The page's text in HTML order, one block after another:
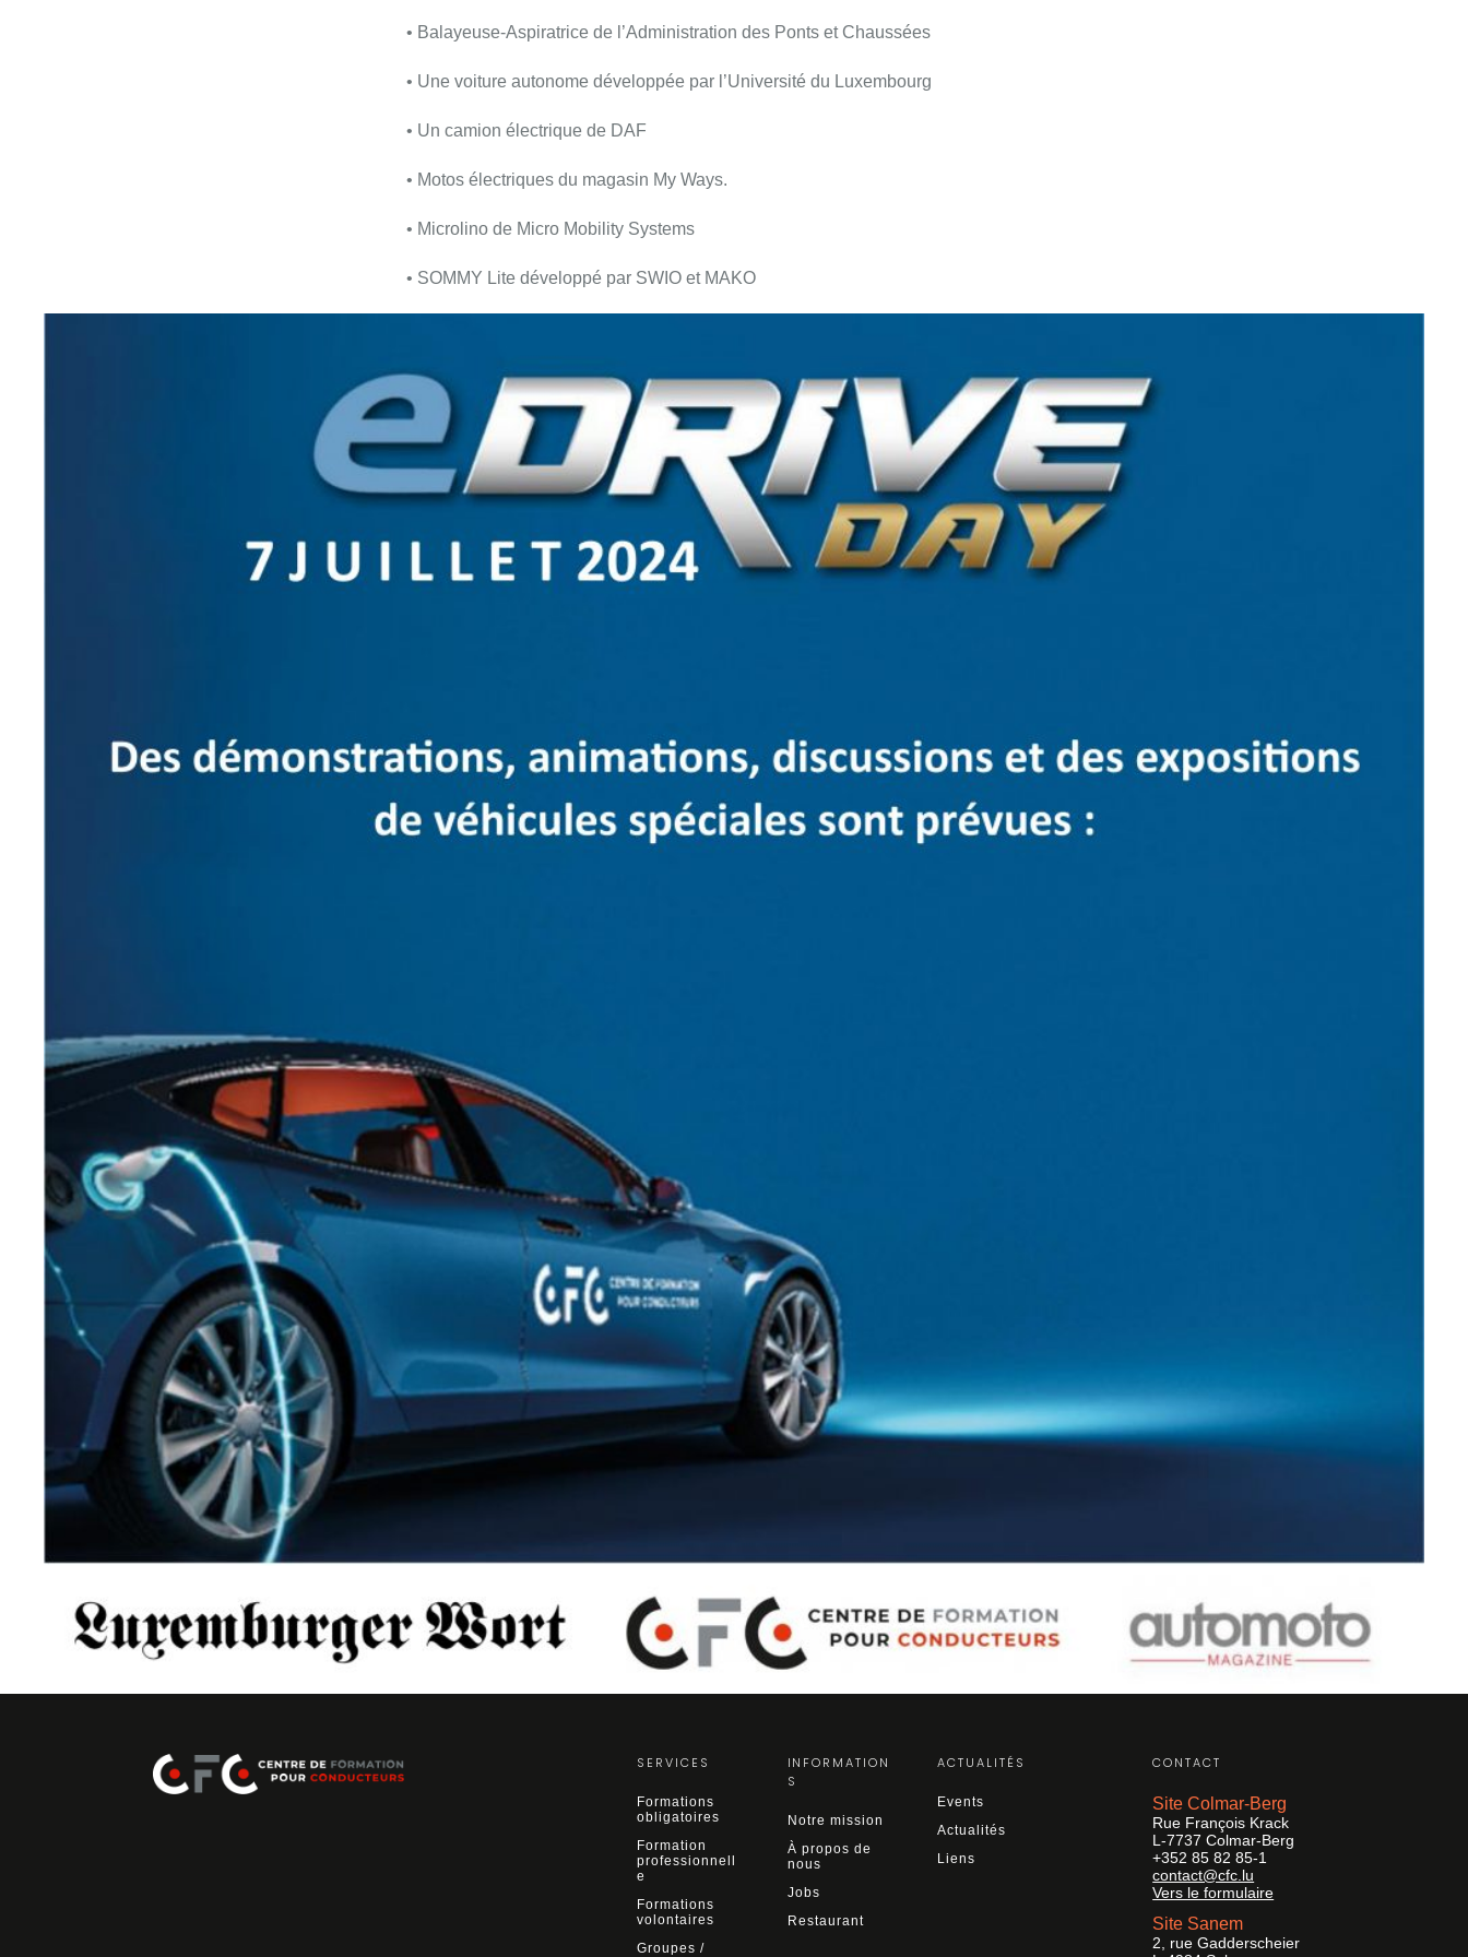
• Balayeuse-Aspiratrice de l’Administration des Ponts et Chaussées
• Une voiture autonome développée par l’Université du Luxembourg
• Un camion électrique de DAF
• Motos électriques du magasin My Ways.
• Microlino de Micro Mobility Systems
• SOMMY Lite développé par SWIO et MAKO
SERVICES
Formations
obligatoires
Formation
professionnell
e
Formations
volontaires
Groupes /
INFORMATION
S
Notre mission
À propos de
nous
Jobs
Restaurant
ACTUALITÉS
Events
Actualités
Liens
CONTACT
Site Colmar-Berg
Rue François Krack
L-7737 Colmar-Berg
+352 85 82 85-1
contact@cfc.lu
Vers le formulaire
Site Sanem
2, rue Gadderscheier